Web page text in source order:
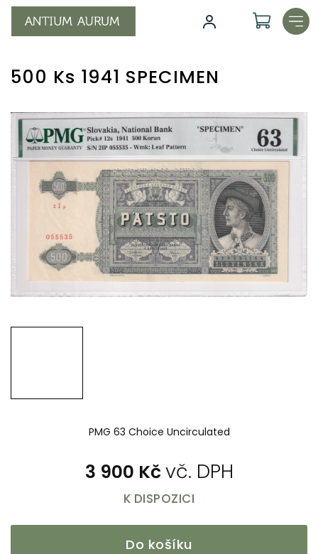
obsah
500 Ks 1941 SPECIMEN
3 900 Kč
K DISPOZICI
Do košíku
PMG 63 Choice Uncirculated